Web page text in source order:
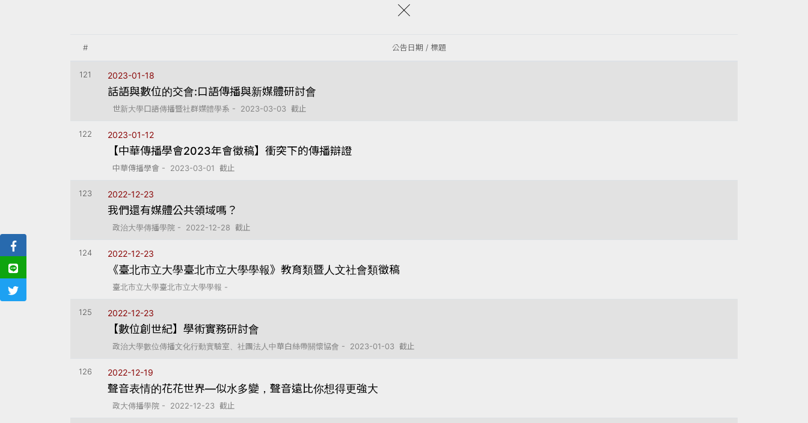
# 公告日期 / 標題
121 2023-01-18
話語與數位的交會:口語傳播與新媒體研討會
世新大學口語傳播暨社群媒體學系 - 2023-03-03 截止
122 2023-01-12
【中華傳播學會2023年會徵稿】衝突下的傳播辯證
中華傳播學會 - 2023-03-01 截止
123 2022-12-23
我們還有媒體公共領域嗎？
政治大學傳播學院 - 2022-12-28 截止
124 2022-12-23
《臺北市立大學臺北市立大學學報》教育類暨人文社會類徵稿
臺北市立大學臺北市立大學學報 -
125 2022-12-23
【數位創世紀】學術實務研討會
政治大學數位傳播文化行動實驗室、社團法人中華白絲帶關懷協會 - 2023-01-03 截止
126 2022-12-19
聲音表情的花花世界—似水多變，聲音遠比你想得更強大
政大傳播學院 - 2022-12-23 截止